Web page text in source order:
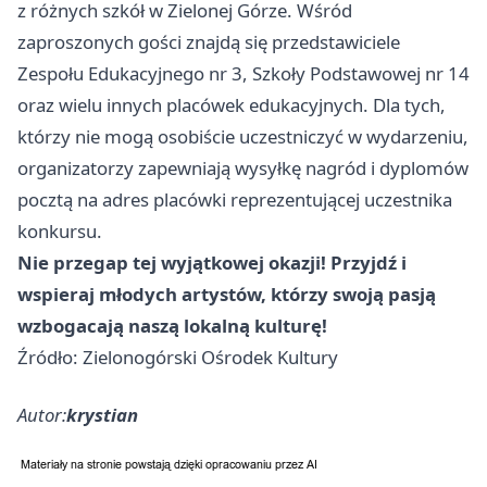
z różnych szkół w Zielonej Górze. Wśród
zaproszonych gości znajdą się przedstawiciele
Zespołu Edukacyjnego nr 3, Szkoły Podstawowej nr 14
oraz wielu innych placówek edukacyjnych. Dla tych,
którzy nie mogą osobiście uczestniczyć w wydarzeniu,
organizatorzy zapewniają wysyłkę nagród i dyplomów
pocztą na adres placówki reprezentującej uczestnika
konkursu.
Nie przegap tej wyjątkowej okazji! Przyjdź i
wspieraj młodych artystów, którzy swoją pasją
wzbogacają naszą lokalną kulturę!
Źródło: Zielonogórski Ośrodek Kultury
Autor:krystian